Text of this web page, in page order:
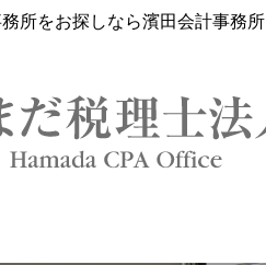
所をお探しなら濱田会計事務所